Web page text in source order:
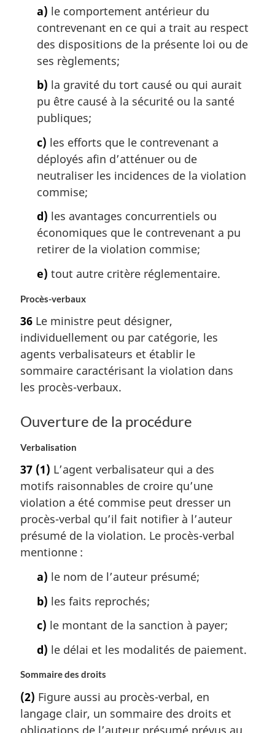
a) le comportement antérieur du
contrevenant en ce qui a trait au respect
des dispositions de la présente loi ou de
ses règlements;
b) la gravité du tort causé ou qui aurait
pu être causé à la sécurité ou la santé
publiques;
c) les efforts que le contrevenant a
déployés afin d’atténuer ou de
neutraliser les incidences de la violation
commise;
d) les avantages concurrentiels ou
économiques que le contrevenant a pu
retirer de la violation commise;
e) tout autre critère réglementaire.
Procès-verbaux
36 Le ministre peut désigner,
individuellement ou par catégorie, les
agents verbalisateurs et établir le
sommaire caractérisant la violation dans
les procès-verbaux.
Ouverture de la procédure
Verbalisation
37 (1) L’agent verbalisateur qui a des
motifs raisonnables de croire qu’une
violation a été commise peut dresser un
procès-verbal qu’il fait notifier à l’auteur
présumé de la violation. Le procès-verbal
mentionne :
a) le nom de l’auteur présumé;
b) les faits reprochés;
c) le montant de la sanction à payer;
d) le délai et les modalités de paiement.
Sommaire des droits
(2) Figure aussi au procès-verbal, en
langage clair, un sommaire des droits et
obligations de l’auteur présumé prévus au